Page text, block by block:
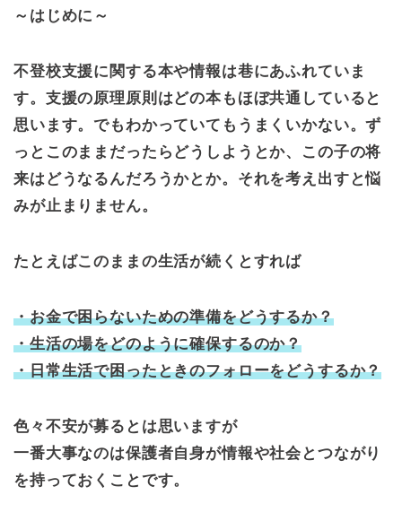
～はじめに～
不登校支援に関する本や情報は巷にあふれていま
す。支援の原理原則はどの本もほぼ共通していると
思います。でもわかっていてもうまくいかない。ず
っとこのままだったらどうしようとか、この子の将
来はどうなるんだろうかとか。それを考え出すと悩
みが止まりません。
たとえばこのままの生活が続くとすれば
・お金で困らないための準備をどうするか？
・生活の場をどのように確保するのか？
・日常生活で困ったときのフォローをどうするか？
色々不安が募るとは思いますが
一番大事なのは保護者自身が情報や社会とつながり
を持っておくことです。